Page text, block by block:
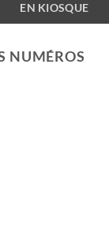
EN KIOSQUE
NUMÉROS